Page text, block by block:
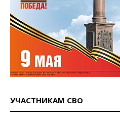
УЧАСТНИКАМ СВО